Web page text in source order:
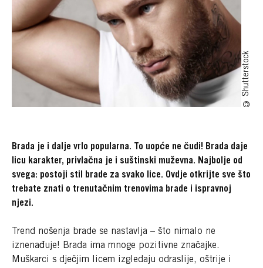
© Shutterstock
Brada je i dalje vrlo popularna. To uopće ne čudi! Brada daje
licu karakter, privlačna je i suštinski muževna. Najbolje od
svega: postoji stil brade za svako lice. Ovdje otkrijte sve što
trebate znati o trenutačnim trenovima brade i ispravnoj
njezi.
Trend nošenja brade se nastavlja – što nimalo ne
iznenađuje! Brada ima mnoge pozitivne značajke.
Muškarci s dječjim licem izgledaju odraslije, oštrije i